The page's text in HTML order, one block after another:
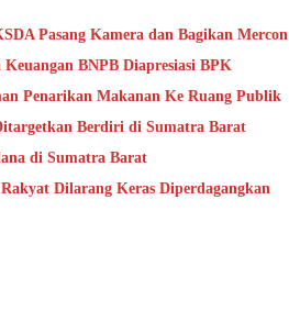
Pasang Kamera dan Bagikan Mercon
BNPB Diapresiasi BPK
Penarikan Makanan Ke Ruang Publik
Berdiri di Sumatra Barat
di Sumatra Barat
Dilarang Keras Diperdagangkan